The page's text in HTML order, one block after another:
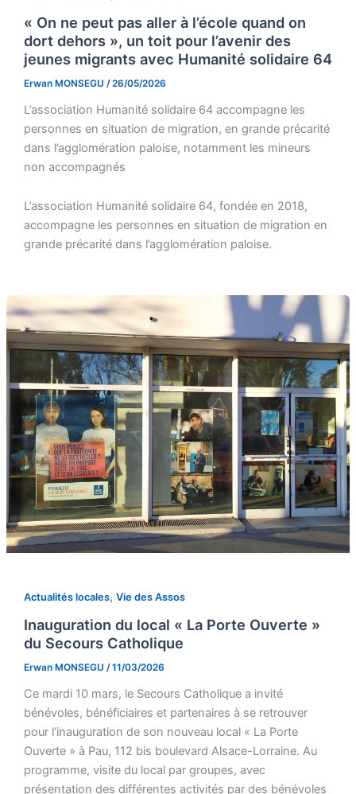
« On ne peut pas aller à l’école quand on
dort dehors », un toit pour l’avenir des
jeunes migrants avec Humanité solidaire 64
Erwan MONSEGU /26/05/2026
L’association Humanité solidaire 64 accompagne les
personnes en situation de migration, en grande précarité
dans l’agglomération paloise, notamment les mineurs
non accompagnés
L’association Humanité solidaire 64, fondée en 2018,
accompagne les personnes en situation de migration en
grande précarité dans l’agglomération paloise.
Actualités locales, Vie des Assos
Inauguration du local « La Porte Ouverte »
du Secours Catholique
Erwan MONSEGU /11/03/2026
Ce mardi 10 mars, le Secours Catholique a invité
bénévoles, bénéficiaires et partenaires à se retrouver
pour l’inauguration de son nouveau local « La Porte
Ouverte » à Pau, 112 bis boulevard Alsace-Lorraine. Au
programme, visite du local par groupes, avec
présentation des différentes activités par des bénévoles